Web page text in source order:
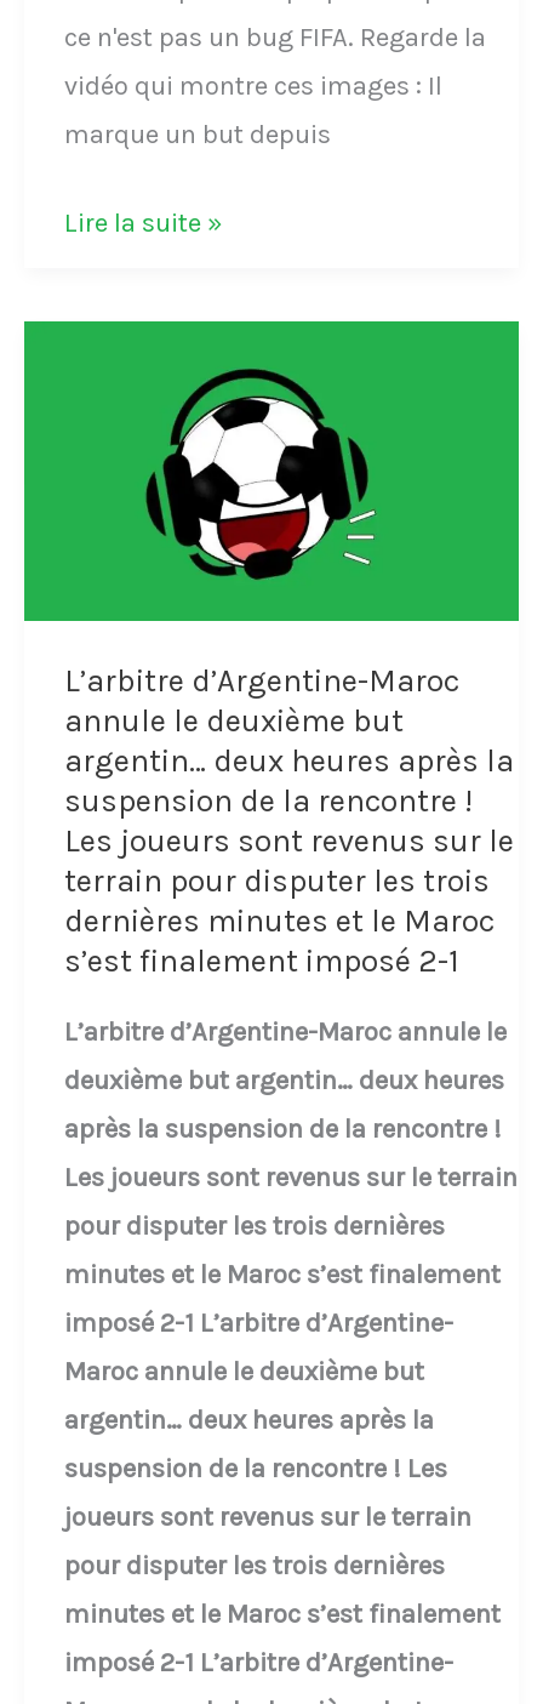
la
ce n'est pas un bug FIFA. Regarde la
vidéo qui montre ces images : Il
marque un but depuis
VIDÉO
Il
après...
un
tacle
glissé
(non
ce
pas
un
bug
FIFA)
Lire la suite »
L’arbitre d’Argentine-Maroc
annule le deuxième but
argentin… deux heures après la
suspension de la rencontre !
Les joueurs sont revenus sur le
terrain pour disputer les trois
dernières minutes et le Maroc
s’est finalement imposé 2-1
L’arbitre d’Argentine-Maroc annule le
deuxième but argentin… deux heures
après la suspension de la rencontre !
Les joueurs sont revenus sur le terrain
pour disputer les trois dernières
minutes et le Maroc s’est finalement
imposé 2-1 L’arbitre d’Argentine-
Maroc annule le deuxième but
argentin… deux heures après la
suspension de la rencontre ! Les
joueurs sont revenus sur le terrain
pour disputer les trois dernières
minutes et le Maroc s’est finalement
imposé 2-1 L’arbitre d’Argentine-